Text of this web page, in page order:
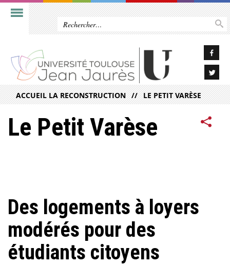
ACCUEIL LA RECONSTRUCTION LE PETIT VARÈSE
Le Petit Varèse
Des logements à loyers
modérés pour des
étudiants citoyens